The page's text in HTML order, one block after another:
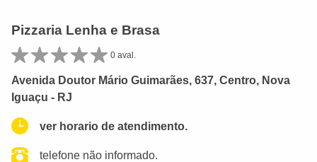
Pizzaria Lenha e Brasa
0 aval.
Avenida Doutor Mário Guimarães, 637, Centro, Nova
Iguaçu - RJ
ver horario de atendimento.
telefone não informado.